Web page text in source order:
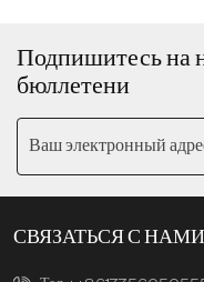
Подпишитесь на
бюллетени
СВЯЗАТЬСЯ С НАМИ